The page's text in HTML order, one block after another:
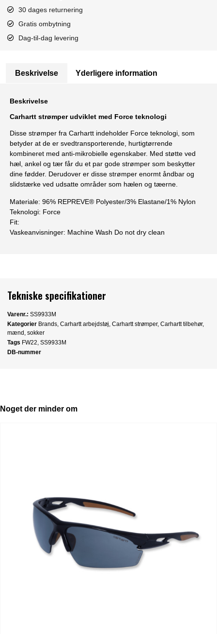
30 dages returnering
Gratis ombytning
Dag-til-dag levering
Beskrivelse Yderligere information
Beskrivelse
Carhartt strømper udviklet med Force teknologi
Disse strømper fra Carhartt indeholder Force teknologi, som
betyder at de er svedtransporterende, hurtigtørrende
kombineret med anti-mikrobielle egenskaber. Med støtte ved
hæl, ankel og tær får du et par gode strømper som beskytter
dine fødder. Derudover er disse strømper enormt åndbar og
slidstærke ved udsatte områder som hælen og tæerne.
Materiale: 96% REPREVE® Polyester/3% Elastane/1% Nylon
Teknologi: Force
Fit:
Vaskeanvisninger: Machine Wash Do not dry clean
Tekniske specifikationer
Varenr.: SS9933M
Kategorier Brands, Carhartt arbejdstøj, Carhartt strømper, Carhartt tilbehør,
mænd , sokker
Tags FW22, SS9933M
DB-nummer
Noget der minder om